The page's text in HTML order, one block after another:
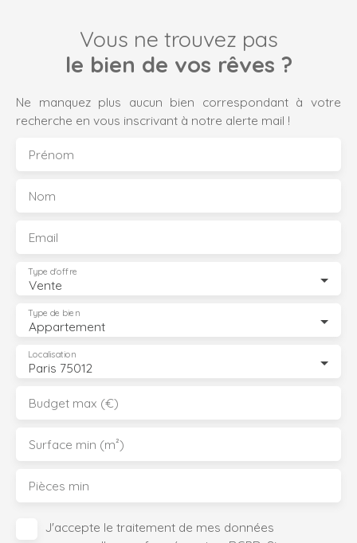
Vous ne trouvez pas
le bien de vos rêves ?
Ne manquez plus aucun bien correspondant à votre
recherche en vous inscrivant à notre alerte mail !
Prénom
Nom
Email
Vente
Type d'offre
Appartement
Type de bien
Paris 75012
Localisation
Budget max (€)
Surface min (m²)
Pièces min
J'accepte le traitement de mes données